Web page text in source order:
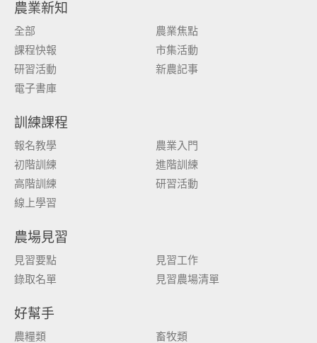
農業新知
全部
農業焦點
課程快報
市集活動
研習活動
新農記事
電子書庫
訓練課程
報名教學
農業入門
初階訓練
進階訓練
高階訓練
研習活動
線上學習
農場見習
見習要點
見習工作
錄取名單
見習農場清單
好幫手
農糧類
畜牧類